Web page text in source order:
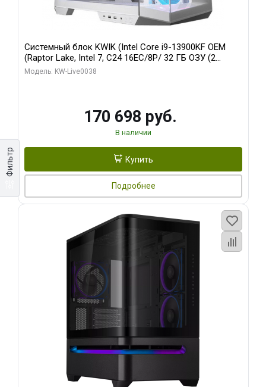
Фильтр
Системный блок KWIK (Intel Core i9-13900KF OEM
(Raptor Lake, Intel 7, C24 16EC/8P/ 32 ГБ ОЗУ (2
модуля)/ Gigabyte RX9070XT GAMING OC 16GB GDDR6
Модель: KW-Live0038
170 698 руб.
В наличии
Купить
Подробнее